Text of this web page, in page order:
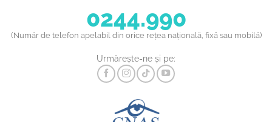
0244.990
(Număr de telefon apelabil din orice rețea națională, fixă sau mobilă)
Urmărește-ne și pe: